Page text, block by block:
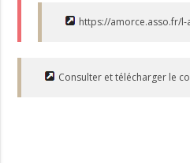
https://amorce.asso.fr/l-
Consulter et télécharger le